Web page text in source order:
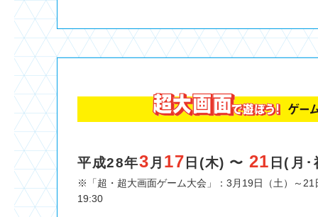
平成28年3 月 17 日(木) 〜 21 日(月
※「超・超大画面ゲーム大会」：3月19日（土）～21
19:30